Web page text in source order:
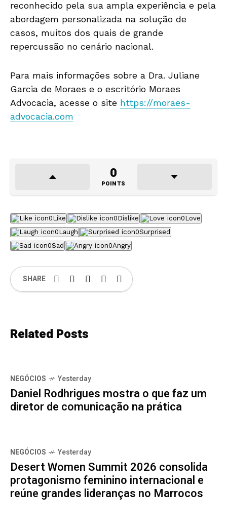
reconhecido pela sua ampla experiência e pela
abordagem personalizada na solução de
casos, muitos dos quais de grande
repercussão no cenário nacional.
Para mais informações sobre a Dra. Juliane
Garcia de Moraes e o escritório Moraes
Advocacia, acesse o site https://moraes-
advocacia.com
0
POINTS
0Like 0Dislike 0Love
0Laugh 0Surprised
0Sad 0Angry
SHARE
Related Posts
NEGÓCIOS Yesterday
Daniel Rodhrigues mostra o que faz um
diretor de comunicação na prática
NEGÓCIOS Yesterday
Desert Women Summit 2026 consolida
protagonismo feminino internacional e
reúne grandes lideranças no Marrocos